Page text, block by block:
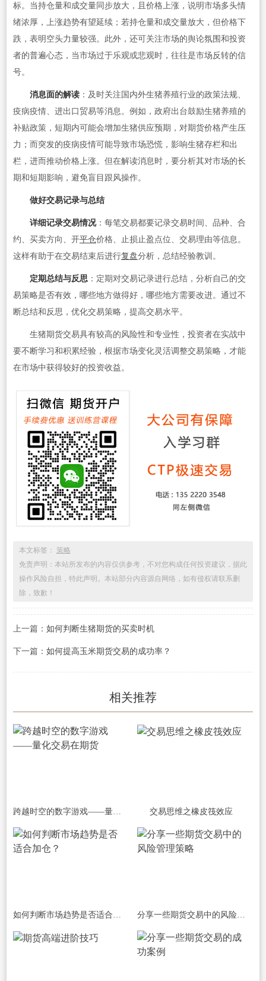
标。当持仓量和成交量同步放大，且价格上涨，说明市场多头情
绪浓厚，上涨趋势有望延续；若持仓量和成交量放大，但价格下
跌，表明空头力量较强。此外，还可关注市场的舆论氛围和投资
者的普遍心态，当市场过于乐观或悲观时，往往是市场反转的信
号。
消息面的解读：及时关注国内外生猪养殖行业的政策法规、
疫病疫情、进出口贸易等消息。例如，政府出台鼓励生猪养殖的
补贴政策，短期内可能会增加生猪供应预期，对期货价格产生压
力；而突发的疫病疫情可能导致市场恐慌，影响生猪存栏和出
栏，进而推动价格上涨。但在解读消息时，要分析其对市场的长
期和短期影响，避免盲目跟风操作。
做好交易记录与总结
详细记录交易情况：每笔交易都要记录交易时间、品种、合
约、买卖方向、开平仓价格、止损止盈点位、交易理由等信息。
这样有助于在交易结束后进行复盘分析，总结经验教训。
定期总结与反思 ：定期对交易记录进行总结，分析自己的交
易策略是否有效，哪些地方做得好，哪些地方需要改进。通过不
断总结和反思，优化交易策略，提高交易水平。
生猪期货交易具有较高的风险性和专业性，投资者在实战中
要不断学习和积累经验，根据市场变化灵活调整交易策略，才能
在市场中获得较好的投资收益。
本文标签： 策略
免责声明：本站所发布的内容仅供参考，不对您构成任何投资建议，据此
操作风险自担，特此声明。本站部分内容源自网络，如有侵权请联系删
除，致歉！
上一篇： 如何判断生猪期货的买卖时机
下一篇： 如何提高玉米期货交易的成功率？
相关推荐
跨越时空的数字游戏——量化交易在期货 交易思维之橡皮筏效应
如何判断市场趋势是否适合加仓？ 分享一些期货交易中的风险管理策略